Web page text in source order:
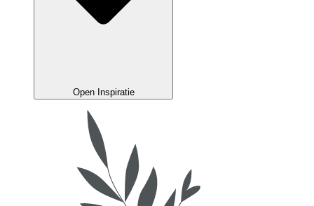
Open Inspiratie